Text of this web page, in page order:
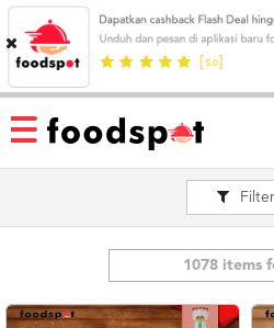
HOME
MENU
RESTAURANT
MEREKA
Filter
1078 items